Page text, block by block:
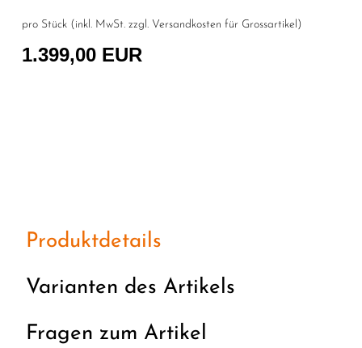
pro Stück (inkl. MwSt. zzgl. Versandkosten für Grossartikel )
1.399,00 EUR
Produktdetails
Varianten des Artikels
Fragen zum Artikel